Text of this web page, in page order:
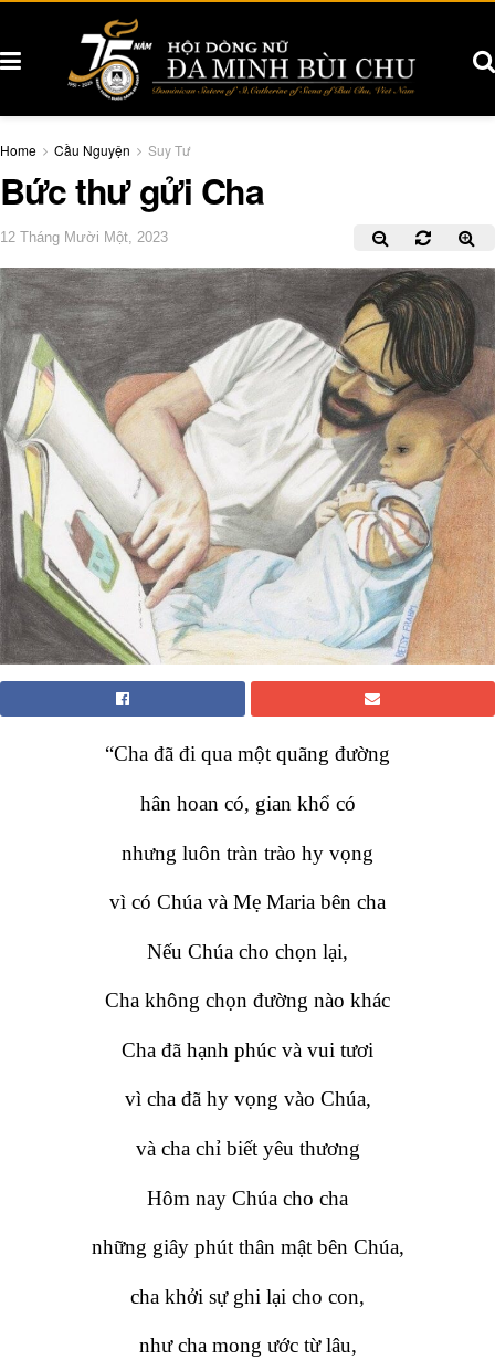
Home Cầu Nguyện Suy Tư
Bức thư gửi Cha
12 Tháng Mười Một, 2023
“Cha đã đi qua một quãng đường
hân hoan có, gian khổ có
nhưng luôn tràn trào hy vọng
vì có Chúa và Mẹ Maria bên cha
Nếu Chúa cho chọn lại,
Cha không chọn đường nào khác
Cha đã hạnh phúc và vui tươi
vì cha đã hy vọng vào Chúa,
và cha chỉ biết yêu thương
Hôm nay Chúa cho cha
những giây phút thân mật bên Chúa,
cha khởi sự ghi lại cho con,
như cha mong ước từ lâu,